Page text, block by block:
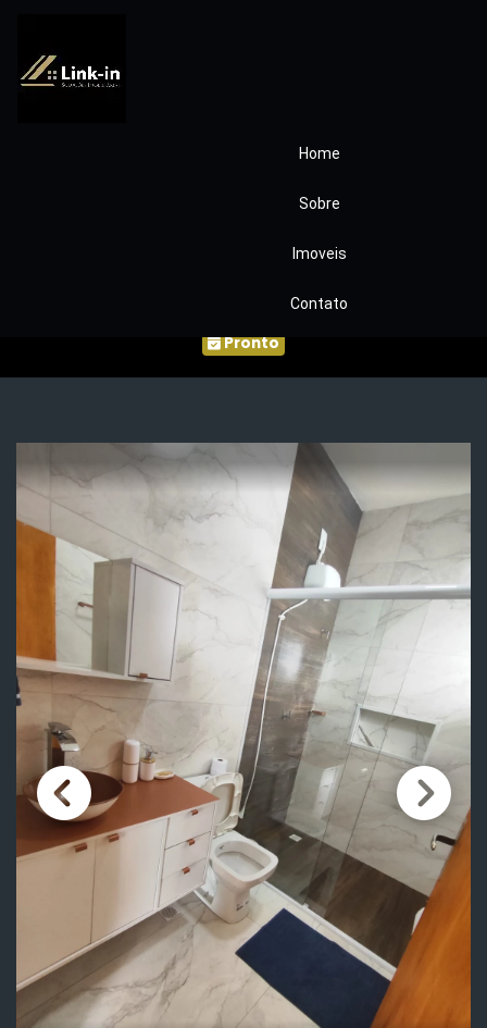
Home
Sobre
Imoveis
Contato
SITIO PARA
INVESTIMENTO
ARENA JK COD0050
Pronto